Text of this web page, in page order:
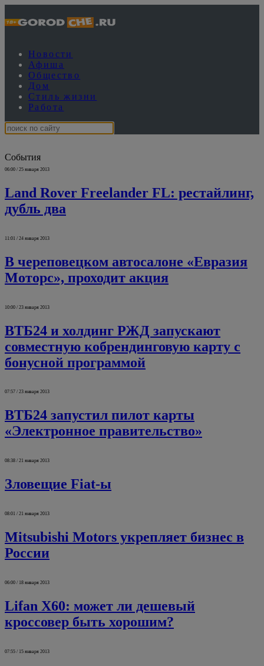
Новости
Афиша
Общество
Дом
Стиль жизни
Работа
События
06:00 / 25 января 2013
Land Rover Freelander FL: рестайлинг,
дубль два
11:01 / 24 января 2013
В череповецком автосалоне «Евразия
Моторс», проходит акция
10:00 / 23 января 2013
ВТБ24 и холдинг РЖД запускают
совместную кобрендинговую карту с
бонусной программой
07:57 / 23 января 2013
ВТБ24 запустил пилот карты
«Электронное правительство»
08:38 / 21 января 2013
Зловещие Fiat-ы
08:01 / 21 января 2013
Mitsubishi Motors укрепляет бизнес в
России
06:00 / 18 января 2013
Lifan X60: может ли дешевый
кроссовер быть хорошим?
07:55 / 15 января 2013